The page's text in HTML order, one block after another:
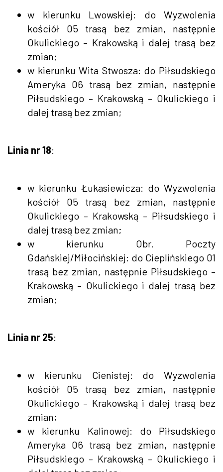
w kierunku Lwowskiej: do Wyzwolenia
kościół 05 trasą bez zmian, następnie
Okulickiego – Krakowską i dalej trasą bez
zmian;
w kierunku Wita Stwosza: do Piłsudskiego
Ameryka 06 trasą bez zmian, następnie
Piłsudskiego – Krakowską – Okulickiego i
dalej trasą bez zmian;
Linia nr 18:
w kierunku Łukasiewicza: do Wyzwolenia
kościół 05 trasą bez zmian, następnie
Okulickiego – Krakowską – Piłsudskiego i
dalej trasą bez zmian;
w kierunku Obr. Poczty
Gdańskiej/Miłocińskiej: do Cieplińskiego 01
trasą bez zmian, następnie Piłsudskiego –
Krakowską – Okulickiego i dalej trasą bez
zmian;
Linia nr 25:
w kierunku Cienistej: do Wyzwolenia
kościół 05 trasą bez zmian, następnie
Okulickiego – Krakowską i dalej trasą bez
zmian;
w kierunku Kalinowej: do Piłsudskiego
Ameryka 06 trasą bez zmian, następnie
Piłsudskiego – Krakowską – Okulickiego i